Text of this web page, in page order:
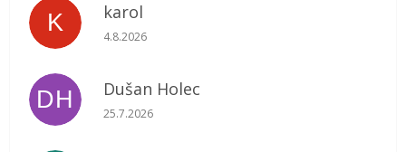
K karol
Hodnotenie obchodu je 5 z 5 hviezdičiek.
4.8.2026
DH Dušan Holec
Hodnotenie obchodu je 5 z 5 hviezdičiek.
25.7.2026